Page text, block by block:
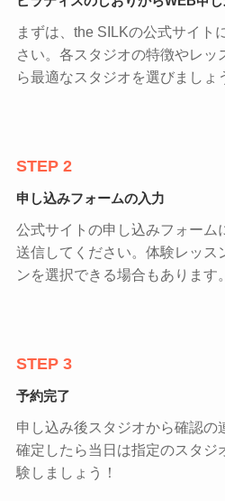
まずは、the SILKの公式サイト
さい。各スタジオの特徴やレッ
ら最適なスタジオを選びましょ
STEP 2
申し込みフォームの入力
公式サイトの申し込みフォーム
送信してください。体験レッス
ンを選択できる場合もあります。
STEP 3
予約完了
申し込み後スタジオから確認の
確定したら当日は指定のスタジ
験しましょう！